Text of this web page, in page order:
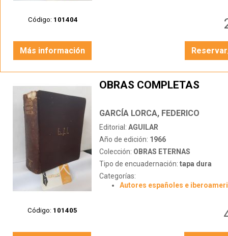
Código: 101404
Más información
Código: 101405
OBRAS COMPLETAS
GARCÍA LORCA, FEDERICO
Editorial: AGUILAR
Año de edición: 1966
Colección: OBRAS ETERNAS
Tipo de encuadernación: tapa dura
Categorías:
Autores españoles e